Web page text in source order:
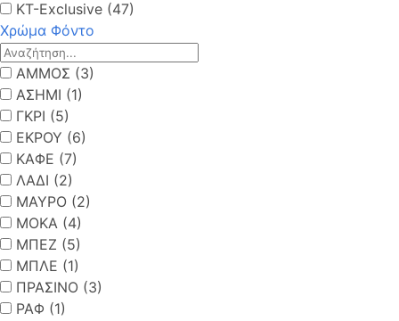
KT-Exclusive (47)
Χρώμα Φόντο
ΑΜΜΟΣ (3)
ΑΣΗΜΙ (1)
ΓΚΡΙ (5)
ΕΚΡΟΥ (6)
ΚΑΦΕ (7)
ΛΑΔΙ (2)
ΜΑΥΡΟ (2)
ΜΟΚΑ (4)
ΜΠΕΖ (5)
ΜΠΛΕ (1)
ΠΡΑΣΙΝΟ (3)
ΡΑΦ (1)